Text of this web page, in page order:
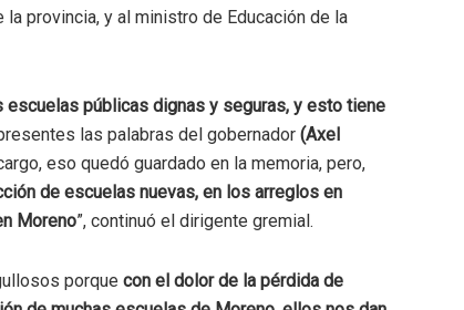
provincia, y al ministro de Educación de la
públicas dignas y seguras, y esto tiene
las palabras del gobernador (Axel
eso quedó guardado en la memoria, pero,
de escuelas nuevas, en los arreglos en
Moreno”, continuó el dirigente gremial.
porque con el dolor de la pérdida de